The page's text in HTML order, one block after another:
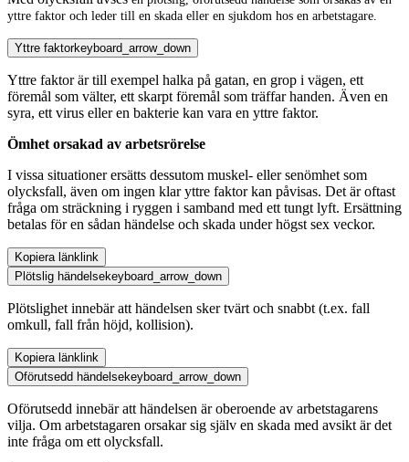
yttre faktor och leder till en skada eller en sjukdom hos en arbetstagare.
Yttre faktorkeyboard_arrow_down
Yttre faktor är till exempel halka på gatan, en grop i vägen, ett
föremål som välter, ett skarpt föremål som träffar handen. Även en
syra, ett virus eller en bakterie kan vara en yttre faktor.
Ömhet orsakad av arbetsrörelse
I vissa situationer ersätts dessutom muskel- eller senömhet som
olycksfall, även om ingen klar yttre faktor kan påvisas. Det är oftast
fråga om sträckning i ryggen i samband med ett tungt lyft. Ersättning
betalas för en sådan händelse och skada under högst sex veckor.
Kopiera länklink
Plötslig händelsekeyboard_arrow_down
Plötslighet innebär att händelsen sker tvärt och snabbt (t.ex. fall
omkull, fall från höjd, kollision).
Kopiera länklink
Oförutsedd händelsekeyboard_arrow_down
Oförutsedd innebär att händelsen är oberoende av arbetstagarens
vilja. Om arbetstagaren orsakar sig själv en skada med avsikt är det
inte fråga om ett olycksfall.